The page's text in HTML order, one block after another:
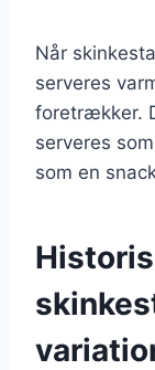
Når
serveres
foretrækker.
serveres
som en